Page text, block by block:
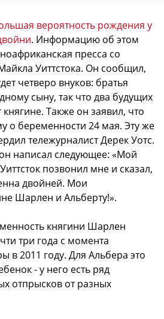
вероятность рождения у
. Информацию об этом
пресса со
Уиттстока. Он сообщил,
четверо внуков: братья
сыну, так что два будущих
княгине. Также он заявил, что
о беременности 24 мая. Эту же
тележурналист Дерек Уотс.
написал следующее: «Мой
позвонил мне и сказал,
двойней. Мои
Шарлен и Альберту!».
княгини Шарлен
три года с момента
в 2011 году. Для Альбера это
- у него есть ряд
отпрысков от разных